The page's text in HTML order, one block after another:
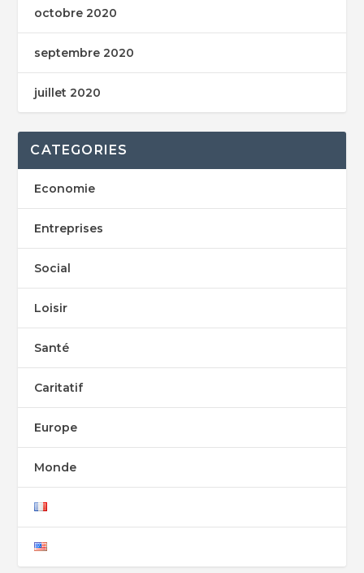
octobre 2020
septembre 2020
juillet 2020
CATEGORIES
Economie
Entreprises
Social
Loisir
Santé
Caritatif
Europe
Monde